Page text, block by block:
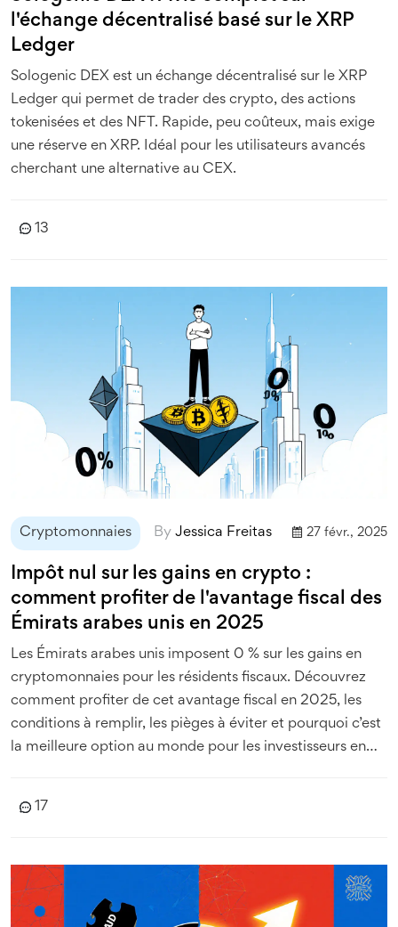
l'échange décentralisé basé sur le XRP
Ledger
Sologenic DEX est un échange décentralisé sur le XRP
Ledger qui permet de trader des crypto, des actions
tokenisées et des NFT. Rapide, peu coûteux, mais exige
une réserve en XRP. Idéal pour les utilisateurs avancés
cherchant une alternative au CEX.
13
Cryptomonnaies By Jessica Freitas 27 févr., 2025
Impôt nul sur les gains en crypto :
comment profiter de l'avantage fiscal des
Émirats arabes unis en 2025
Les Émirats arabes unis imposent 0 % sur les gains en
cryptomonnaies pour les résidents fiscaux. Découvrez
comment profiter de cet avantage fiscal en 2025, les
conditions à remplir, les pièges à éviter et pourquoi c’est
la meilleure option au monde pour les investisseurs en
17